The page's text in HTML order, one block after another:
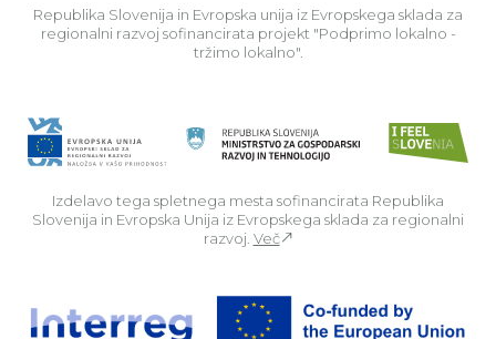
Republika Slovenija in Evropska unija iz Evropskega sklada za
regionalni razvoj sofinancirata projekt "Podprimo lokalno -
tržimo lokalno".
Izdelavo tega spletnega mesta sofinancirata Republika
Slovenija in Evropska Unija iz Evropskega sklada za regionalni
razvoj. Več